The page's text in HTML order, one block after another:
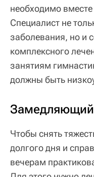
необходимо
Специалист не
заболевания, но и
комплексного
занятиям
должны быть
Замедляющий
Чтобы снять
долгого дня и
вечерам